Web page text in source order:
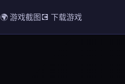
🌍 游戏截图💽 下载游戏